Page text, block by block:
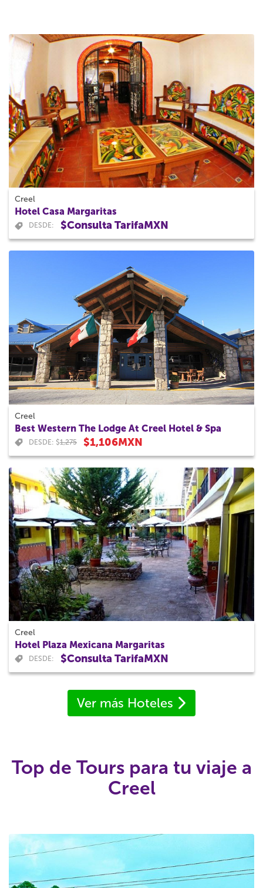
Creel
Hotel Casa Margaritas
DESDE: $Consulta TarifaMXN
Creel
Best Western The Lodge At Creel Hotel & Spa
DESDE: $1,275 $1,106MXN
Creel
Hotel Plaza Mexicana Margaritas
DESDE: $Consulta TarifaMXN
Ver más Hoteles
Top de Tours para tu viaje a
Creel